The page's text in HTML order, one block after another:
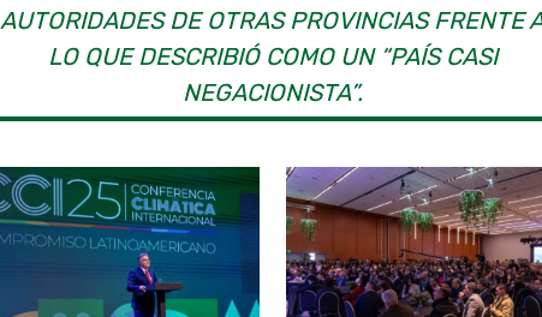
AUTORIDADES DE OTRAS PROVINCIAS FRENTE
LO QUE DESCRIBIÓ COMO UN “PAÍS CASI
NEGACIONISTA”.